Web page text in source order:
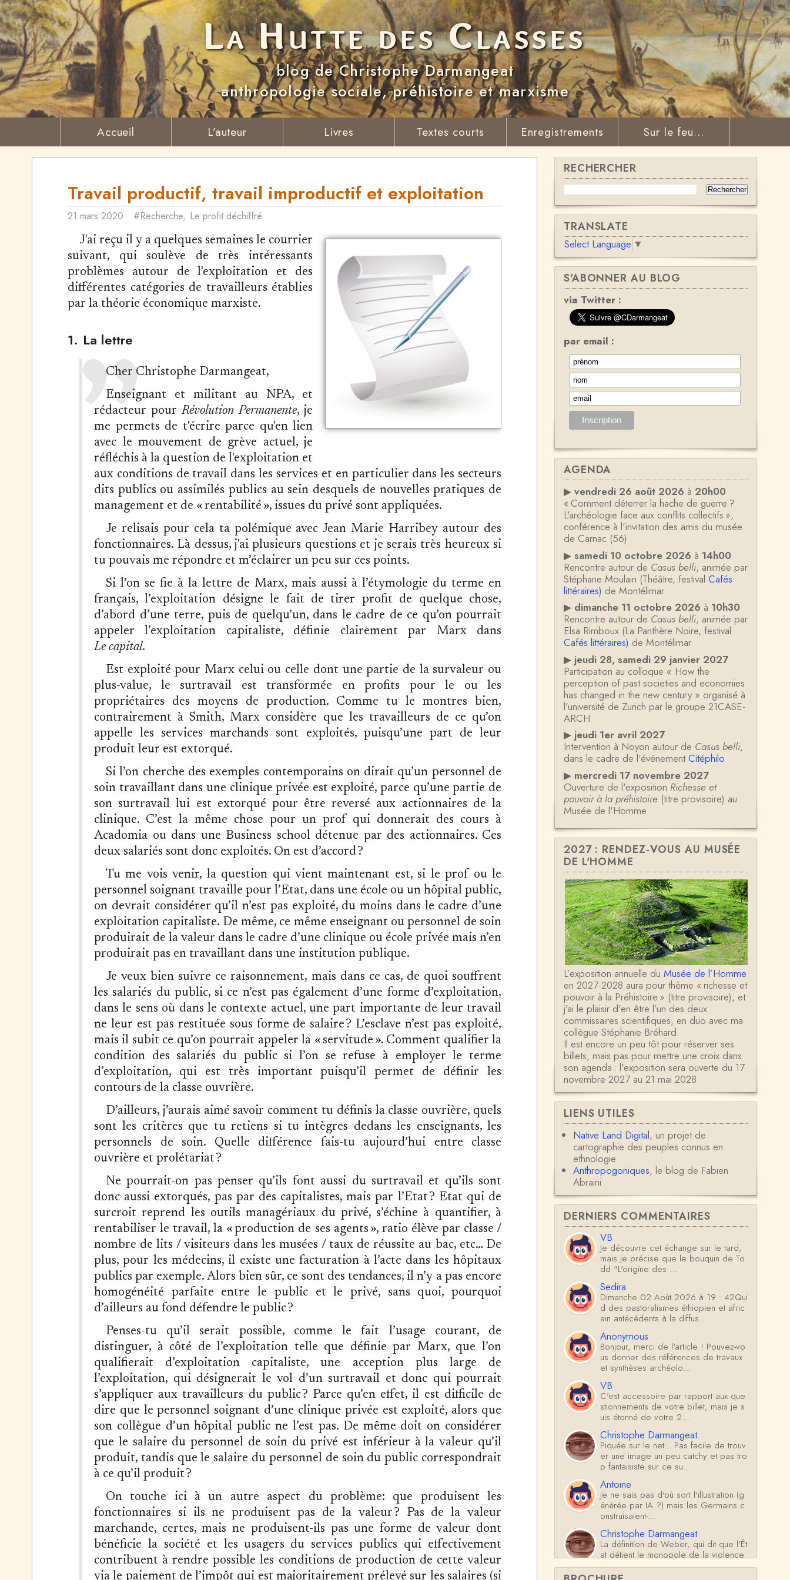
La Hutte des Classes
blog de Christophe Darmangeat
anthropologie sociale, préhistoire et marxisme
Accueil L’auteur Livres Textes courts Enregistrements Sur le feu...
Travail productif, travail improductif et exploitation
21 mars 2020 #Recherche, Le profit déchiffré
J'ai reçu il y a quelques semaines le courrier
suivant, qui soulève de très intéressants
problèmes autour de l'exploitation et des
différentes catégories de travailleurs établies
par la théorie économique marxiste.
1. La lettre
Cher Christophe Darmangeat,
Enseignant et militant au NPA, et
rédacteur pourRévolution Permanente, je
me permets de t'écrire parce qu'en lien
avec le mouvement de grève actuel, je
réfléchis à la question de l'exploitation et
aux conditions de travail dans les services et en particulier dans les secteurs
dits publics ou assimilés publics au sein desquels de nouvelles pratiques de
management et de « rentabilité », issues du privé sont appliquées.
Je relisais pour cela ta polémique avec Jean Marie Harribey autour des
fonctionnaires. Là dessus, j'ai plusieurs questions et je serais très heureux si
tu pouvais me répondre et m’éclairer un peu sur ces points.
Si l’on se fie à la lettre de Marx, mais aussi à l’étymologie du terme en
français, l’exploitation désigne le fait de tirer profit de quelque chose,
d’abord d’une terre, puis de quelqu’un, dans le cadre de ce qu’on pourrait
appeler l’exploitation capitaliste, définie clairement par Marx dans
Le capital.
Est exploité pour Marx celui ou celle dont une partie de la survaleur ou
plus-value, le surtravail est transformée en profits pour le ou les
propriétaires des moyens de production. Comme tu le montres bien,
contrairement à Smith, Marx considère que les travailleurs de ce qu’on
appelle les services marchands sont exploités, puisqu’une part de leur
produit leur est extorqué.
Si l’on cherche des exemples contemporains on dirait qu’un personnel de
soin travaillant dans une clinique privée est exploité, parce qu’une partie de
son surtravail lui est extorqué pour être reversé aux actionnaires de la
clinique. C’est la même chose pour un prof qui donnerait des cours à
Acadomia ou dans une Business school détenue par des actionnaires. Ces
deux salariés sont donc exploités. On est d’accord ?
Tu me vois venir, la question qui vient maintenant est, si le prof ou le
personnel soignant travaille pour l’Etat, dans une école ou un hôpital public,
on devrait considérer qu’il n’est pas exploité, du moins dans le cadre d’une
exploitation capitaliste. De même, ce même enseignant ou personnel de soin
produirait de la valeur dans le cadre d’une clinique ou école privée mais n’en
produirait pas en travaillant dans une institution publique.
Je veux bien suivre ce raisonnement, mais dans ce cas, de quoi souffrent
les salariés du public, si ce n’est pas également d’une forme d’exploitation,
dans le sens où dans le contexte actuel, une part importante de leur travail
ne leur est pas restituée sous forme de salaire ? L’esclave n’est pas exploité,
mais il subit ce qu’on pourrait appeler la « servitude ». Comment qualifier la
condition des salariés du public si l’on se refuse à employer le terme
d’exploitation, qui est très important puisqu’il permet de définir les
contours de la classe ouvrière.
D’ailleurs, j’aurais aimé savoir comment tu définis la classe ouvrière, quels
sont les critères que tu retiens si tu intègres dedans les enseignants, les
personnels de soin. Quelle différence fais-tu aujourd’hui entre classe
ouvrière et prolétariat ?
Ne pourrait-on pas penser qu’ils font aussi du surtravail et qu’ils sont
donc aussi extorqués, pas par des capitalistes, mais par l’Etat ? Etat qui de
surcroit reprend les outils managériaux du privé, s’échine à quantifier, à
rentabiliser le travail, la « production de ses agents », ratio élève par classe /
nombre de lits / visiteurs dans les musées / taux de réussite au bac, etc… De
plus, pour les médecins, il existe une facturation à l’acte dans les hôpitaux
publics par exemple. Alors bien sûr, ce sont des tendances, il n’y a pas encore
homogénéité parfaite entre le public et le privé, sans quoi, pourquoi
d’ailleurs au fond défendre le public ?
Penses-tu qu’il serait possible, comme le fait l’usage courant, de
distinguer, à côté de l’exploitation telle que définie par Marx, que l’on
qualifierait d’exploitation capitaliste, une acception plus large de
l’exploitation, qui désignerait le vol d’un surtravail et donc qui pourrait
s’appliquer aux travailleurs du public ? Parce qu’en effet, il est difficile de
dire que le personnel soignant d’une clinique privée est exploité, alors que
son collègue d’un hôpital public ne l’est pas. De même doit on considérer
que le salaire du personnel de soin du privé est inférieur à la valeur qu’il
produit, tandis que le salaire du personnel de soin du public correspondrait
à ce qu’il produit ?
On touche ici à un autre aspect du problème: que produisent les
fonctionnaires si ils ne produisent pas de la valeur ? Pas de la valeur
marchande, certes, mais ne produisent-ils pas une forme de valeur dont
bénéficie la société et les usagers du services publics qui effectivement
contribuent à rendre possible les conditions de production de cette valeur
via le paiement de l’impôt qui est majoritairement prélevé sur les salaires (si
RECHERCHER
TRANSLATE
Select Language ▼
S'ABONNER AU BLOG
via Twitter :
par email :
AGENDA
▶ vendredi 26 août 2026 à 20h00
« Comment déterrer la hache de guerre ?
L'archéologie face aux conflits collectifs »,
conférence à l'invitation des amis du musée
de Carnac (56)
▶ samedi 10 octobre 2026 à 14h00
Rencontre autour de Casus belli, animée par
Stéphane Moulain (Théâtre, festival Cafés
littéraires) de Montélimar
▶ dimanche 11 octobre 2026 à 10h30
Rencontre autour de Casus belli, animée par
Elsa Rimboux (La Panthère Noire, festival
Cafés littéraires) de Montélimar
▶ jeudi 28, samedi 29 janvier 2027
Participation au colloque « How the
perception of past societies and economies
has changed in the new century » organisé à
l'université de Zurich par le groupe 21CASE-
ARCH
▶ jeudi 1er avril 2027
Intervention à Noyon autour de Casus belli,
dans le cadre de l'événementCitéphilo
▶ mercredi 17 novembre 2027
Ouverture de l'exposition Richesse et
pouvoir à la préhistoire(titre provisoire) au
Musée de l'Homme
2027 : RENDEZ-VOUS AU MUSÉE
DE L'HOMME
L’exposition annuelle du Musée de l’Homme
en 2027-2028 aura pour thème « richesse et
pouvoir à la Préhistoire » (titre provisoire), et
j'ai le plaisir d'en être l’un des deux
commissaires scientifiques, en duo avec ma
collègue Stéphanie Bréhard.
Il est encore un peu tôt pour réserver ses
billets, mais pas pour mettre une croix dans
son agenda : l'exposition sera ouverte du 17
novembre 2027 au 21 mai 2028.
LIENS UTILES
Native Land Digital, un projet de
cartographie des peuples connus en
ethnologie
Anthropogoniques, le blog de Fabien
Abraini
DERNIERS COMMENTAIRES
VB
Je découvre cet échange sur le tard,
mais je précise que le bouquin de To
dd "L'origine des …
Sedira
Dimanche 02 Août 2026 à 19 : 42Qui
d des pastoralismes éthiopien et afric
ain antécédents à la diffus…
Anonymous
Bonjour, merci de l'article ! Pouvez-vo
us donner des références de travaux
et synthèses archéolo…
VB
C'est accessoire par rapport aux que
stionnements de votre billet, mais je s
uis étonné de votre 2…
Christophe Darmangeat
Piquée sur le net... Pas facile de trouv
er une image un peu catchy et pas tro
p fantaisiste sur ce su…
Antoine
Je ne sais pas d'où sort l'illustration (g
énérée par IA ?) mais les Germains c
onstruisaient-…
Christophe Darmangeat
La définition de Weber, qui dit que l'Ét
at détient le monopole de la violence
*légitime* répond …